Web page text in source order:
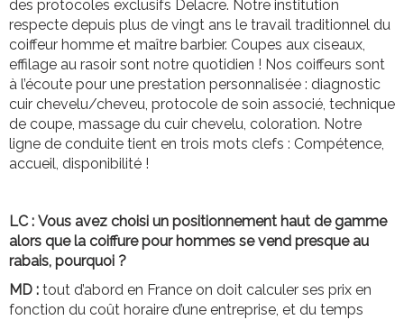
des protocoles exclusifs Delacre. Notre institution
respecte depuis plus de vingt ans le travail traditionnel du
coiffeur homme et maître barbier. Coupes aux ciseaux,
effilage au rasoir sont notre quotidien ! Nos coiffeurs sont
à l’écoute pour une prestation personnalisée : diagnostic
cuir chevelu/cheveu, protocole de soin associé, technique
de coupe, massage du cuir chevelu, coloration. Notre
ligne de conduite tient en trois mots clefs : Compétence,
accueil, disponibilité !
LC : Vous avez choisi un positionnement haut de gamme
alors que la coiffure pour hommes se vend presque au
rabais, pourquoi ?
MD : tout d’abord en France on doit calculer ses prix en
fonction du coût horaire d’une entreprise, et du temps